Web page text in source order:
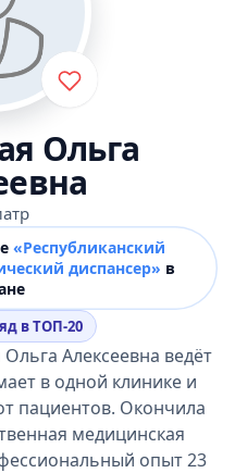
Ольга
«Республиканский
диспансер» в
в ТОП-20
Алексеевна ведёт
в одной клинике и
пациентов. Окончила
медицинская
опыт 23